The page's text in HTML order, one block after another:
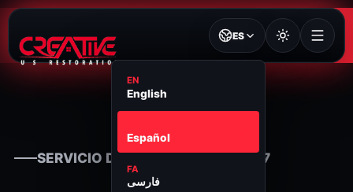
ES
EN
English
Español
FA
فارسی
SERVICIO DE RESTAURACIÓN 24/7